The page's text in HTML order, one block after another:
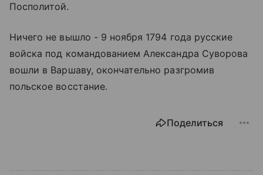
Посполитой.
Ничего не вышло - 9 ноября 1794 года русские
войска под командованием Александра Суворова
вошли в Варшаву, окончательно разгромив
польское восстание.
Поделиться